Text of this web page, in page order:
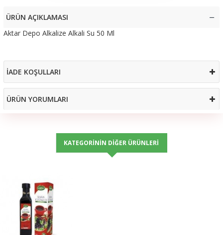
ÜRÜN AÇIKLAMASI
Aktar Depo Alkalize Alkali Su 50 Ml
İADE KOŞULLARI
ÜRÜN YORUMLARI
KATEGORININ DIĞER ÜRÜNLERI